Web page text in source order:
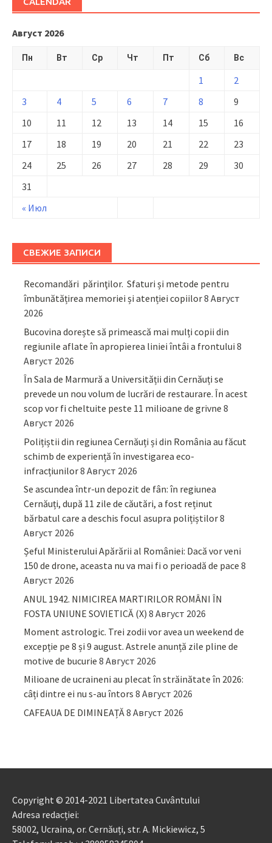
Август 2026
Пн Вт Ср Чт Пт Сб Вс
« Июл
1
2
3
4 5 6 7 8
9
10
11 12 13 14 15
16
17
18 19 20 21 22
23
24
25 26 27 28 29
30
31
СВЕЖИЕ ЗАПИСИ
Recomandări părinţilor. Sfaturi și metode pentru
îmbunătățirea memoriei și atenției copiilor8 Август
2026
Bucovina dorește să primească mai mulți copii din
regiunile aflate în apropierea liniei întâi a frontului 8
Август 2026
În Sala de Marmură a Universității din Cernăuți se
prevede un nou volum de lucrări de restaurare. În acest
scop vor fi cheltuite peste 11 milioane de grivne 8
Август 2026
Polițiștii din regiunea Cernăuți și din România au făcut
schimb de experiență în investigarea eco-
infracțiunilor8 Август 2026
Se ascundea într-un depozit de fân: în regiunea
Cernăuți, după 11 zile de căutări, a fost reținut
bărbatul care a deschis focul asupra polițiștilor8
Август 2026
Șeful Ministerului Apărării al României: Dacă vor veni
150 de drone, aceasta nu va mai fi o perioadă de pace 8
Август 2026
ANUL 1942. NIMICIREA MARTIRILOR ROMÂNI ÎN
FOSTA UNIUNE SOVIETICĂ (X) 8 Август 2026
Moment astrologic. Trei zodii vor avea un weekend de
excepție pe 8 și 9 august. Astrele anunță zile pline de
motive de bucurie 8 Август 2026
Milioane de ucraineni au plecat în străinătate în 2026:
câți dintre ei nu s-au întors 8 Август 2026
CAFEAUA DE DIMINEAȚĂ8 Август 2026
Copyright © 2014-2021 Libertatea Cuvântului
Adresa redacției:
58002, Ucraina, or. Cernăuți, str. A. Mickiewicz, 5